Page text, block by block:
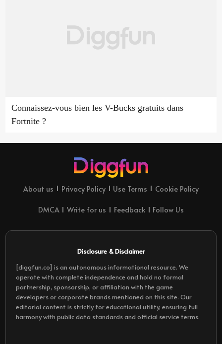
Connaissez-vous bien les V-Bucks gratuits dans
Fortnite ?
About us Privacy Policy Use Terms Cookie Policy
DMCA Write for us Feedback Follow Us
Disclosure & Disclaimer
[diggfun.co] is an autonomous informational resource. We
operate with complete independence and hold no formal
partnership, sponsorship, or affiliation with the game
developers or corporate brands mentioned on this site. Our
editorial content is strictly for educational utility, ensuring full
harmony with public data standards and official service terms.